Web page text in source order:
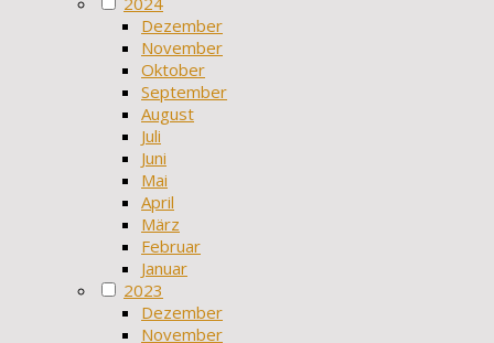
Dezember
November
Oktober
September
August
Juli
Juni
Mai
April
März
Februar
Januar
2023
Dezember
November